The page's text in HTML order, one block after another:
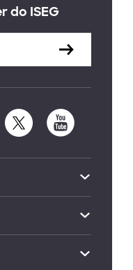
do ISEG